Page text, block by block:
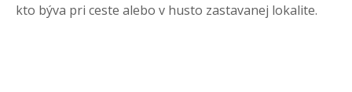
kto býva pri ceste alebo v husto zastavanej lokalite.